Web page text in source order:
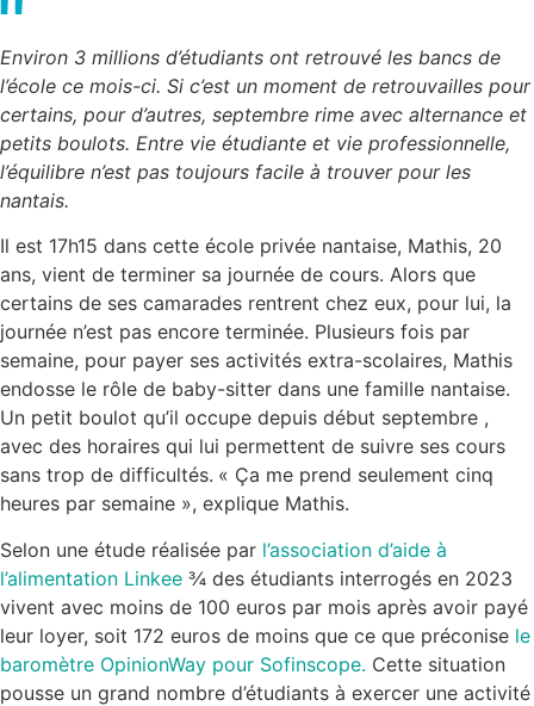
Environ 3 millions d’étudiants ont retrouvé les bancs de
l’école ce mois-ci. Si c’est un moment de retrouvailles pour
certains, pour d’autres, septembre rime avec alternance et
petits boulots. Entre vie étudiante et vie professionnelle,
l’équilibre n’est pas toujours facile à trouver pour les
nantais.
Il est 17h15 dans cette école privée nantaise, Mathis, 20
ans, vient de terminer sa journée de cours. Alors que
certains de ses camarades rentrent chez eux, pour lui, la
journée n’est pas encore terminée. Plusieurs fois par
semaine, pour payer ses activités extra-scolaires, Mathis
endosse le rôle de baby-sitter dans une famille nantaise.
Un petit boulot qu’il occupe depuis début septembre ,
avec des horaires qui lui permettent de suivre ses cours
sans trop de difficultés. « Ça me prend seulement cinq
heures par semaine », explique Mathis.
Selon une étude réalisée par l’association d’aide à
l’alimentation Linkee ¾ des étudiants interrogés en 2023
vivent avec moins de 100 euros par mois après avoir payé
leur loyer, soit 172 euros de moins que ce que préconise le
baromètre OpinionWay pour Sofinscope. Cette situation
pousse un grand nombre d’étudiants à exercer une activité